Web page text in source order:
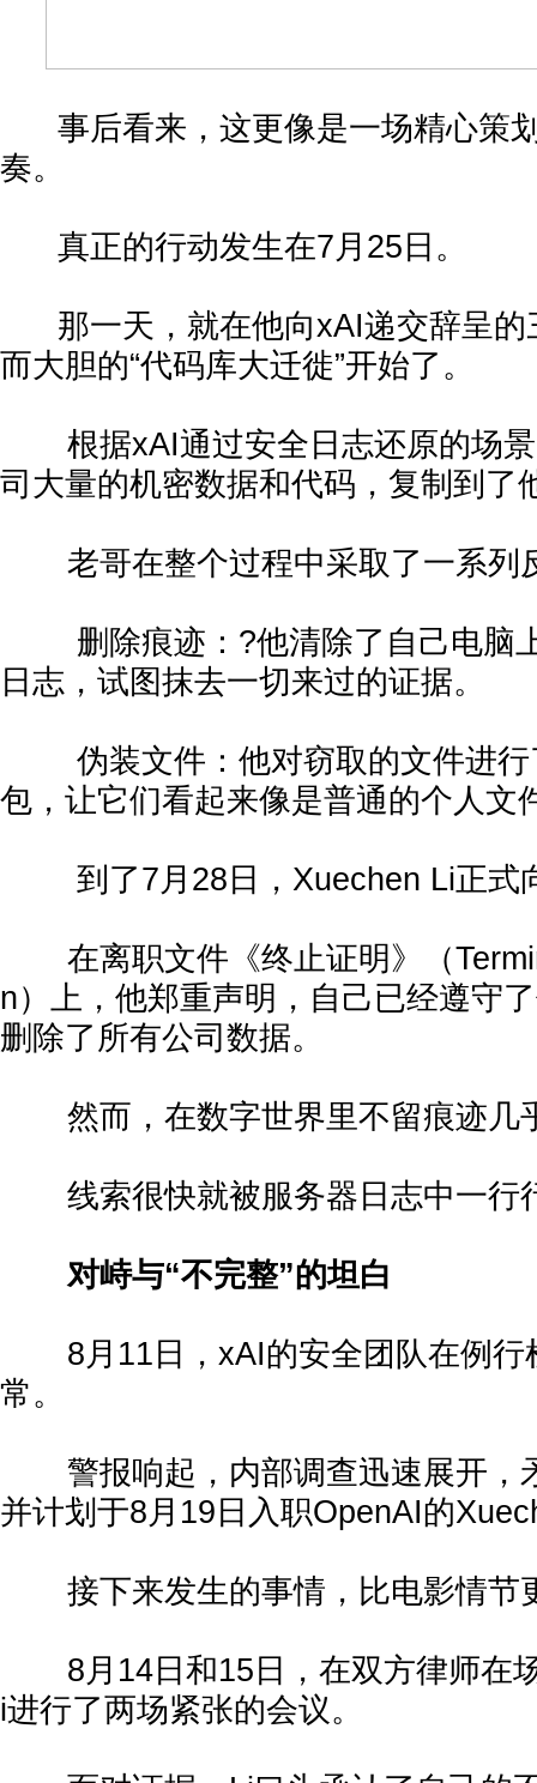
事后看来，这更像是一场精心策划
奏。
真正的行动发生在7月25日。
那一天，就在他向xAI递交辞呈的
而大胆的“代码库大迁徙”开始了。
根据xAI通过安全日志还原的场景
司大量的机密数据和代码，复制到了
老哥在整个过程中采取了一系列
删除痕迹：?他清除了自己电脑
日志，试图抹去一切来过的证据。
伪装文件：他对窃取的文件进行
包，让它们看起来像是普通的个人文
到了7月28日，Xuechen Li正式
在离职文件《终止证明》（
n）上，他郑重声明，自己已经遵守
删除了所有公司数据。
然而，在数字世界里不留痕迹几
线索很快就被服务器日志中一行
对峙与“不完整”的坦白
8月11日，xAI的安全团队在例行
常。
警报响起，内部调查迅速展开，
并计划于8月19日入职OpenAI的
接下来发生的事情，比电影情节
8月14日和15日，在双方律师在
i进行了两场紧张的会议。